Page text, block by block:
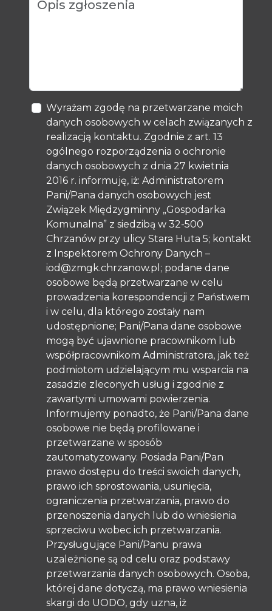
Wyrażam zgodę na przetwarzane moich
danych osobowych w celach związanych z
realizacją kontaktu. Zgodnie z art. 13
ogólnego rozporządzenia o ochronie
danych osobowych z dnia 27 kwietnia
2016 r. informuję, iż: Administratorem
Pani/Pana danych osobowych jest
Związek Międzygminny „Gospodarka
Komunalna” z siedzibą w 32-500
Chrzanów przy ulicy Stara Huta 5; kontakt
z Inspektorem Ochrony Danych –
iod@zmgk.chrzanow.pl; podane dane
osobowe będą przetwarzane w celu
prowadzenia korespondencji z Państwem
i w celu, dla którego zostały nam
udostępnione; Pani/Pana dane osobowe
mogą być ujawnione pracownikom lub
współpracownikom Administratora, jak też
podmiotom udzielającym mu wsparcia na
zasadzie zleconych usług i zgodnie z
zawartymi umowami powierzenia.
Informujemy ponadto, że Pani/Pana dane
osobowe nie będą profilowane i
przetwarzane w sposób
zautomatyzowany. Posiada Pani/Pan
prawo dostępu do treści swoich danych,
prawo ich sprostowania, usunięcia,
ograniczenia przetwarzania, prawo do
przenoszenia danych lub do wniesienia
sprzeciwu wobec ich przetwarzania.
Przysługujące Pani/Panu prawa
uzależnione są od celu oraz podstawy
przetwarzania danych osobowych. Osoba,
której dane dotyczą, ma prawo wniesienia
skargi do UODO, gdy uzna, iż